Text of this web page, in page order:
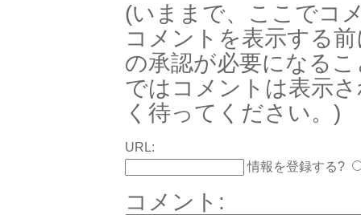
(いままで、ここでコ
コメントを表示する
の承認が必要になる
ではコメントは表示
く待ってください。)
URL:
情報を登録する?
コメント: